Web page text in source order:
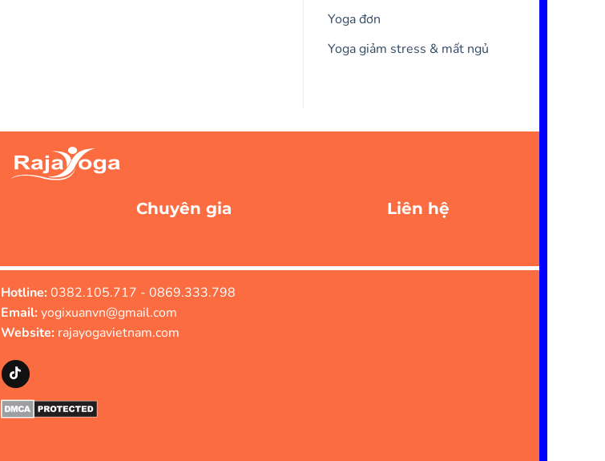
Yoga đơn
Yoga giảm stress & mất ngủ
Chuyên gia Liên hệ
Hotline:0382.105.717 - 0869.333.798
Email:yogixuanvn@gmail.com
Website:rajayogavietnam.com